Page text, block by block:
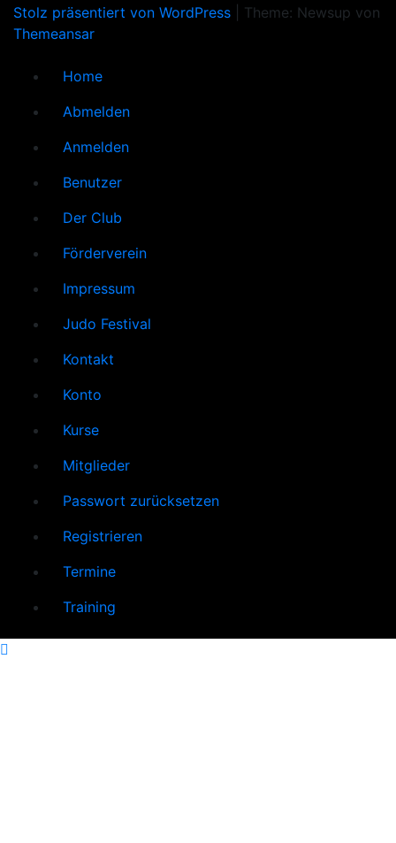
Stolz präsentiert von WordPress
Theme: Newsup von
Themeansar
Home
Abmelden
Anmelden
Benutzer
Der Club
Förderverein
Impressum
Judo Festival
Kontakt
Konto
Kurse
Mitglieder
Passwort zurücksetzen
Registrieren
Termine
Training